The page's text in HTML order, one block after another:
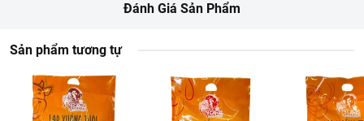
Đánh Giá Sản Phẩm
Sản phẩm tương tự